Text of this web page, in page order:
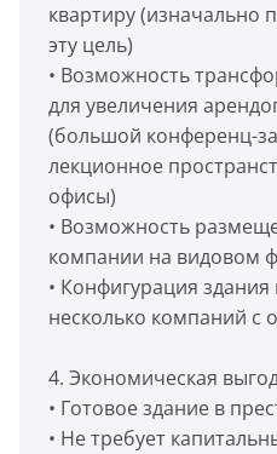
квартиру (изначально
эту цель)
• Возможность
для увеличения
(большой конференц-
лекционное
офисы)
• Возможность
компании на видовом
• Конфигурация
несколько компаний с
4. Экономическая
• Готовое здание в
• Не требует